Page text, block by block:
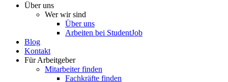
Über uns
Wer wir sind
Über uns
Arbeiten bei StudentJob
Blog
Kontakt
Für Arbeitgeber
Mitarbeiter finden
Fachkräfte finden